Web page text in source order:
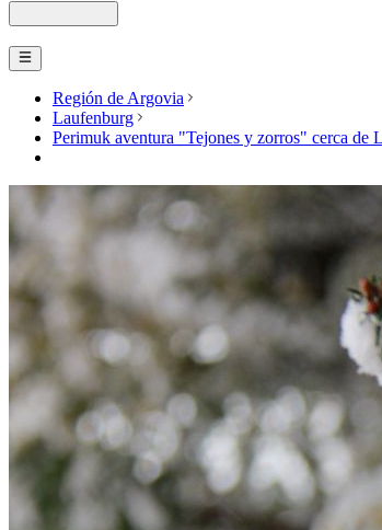
Región de Argovia
Laufenburg
Perimuk aventura "Tejones y zorros" cerca de